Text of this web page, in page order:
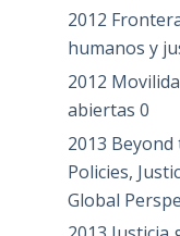
2012
humanos y
2012
abiertas 0
2013
Policies,
Global